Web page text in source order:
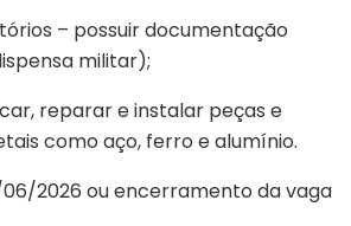
– possuir documentação
militar);
reparar e instalar peças e
como aço, ferro e alumínio.
2026 ou encerramento da vaga